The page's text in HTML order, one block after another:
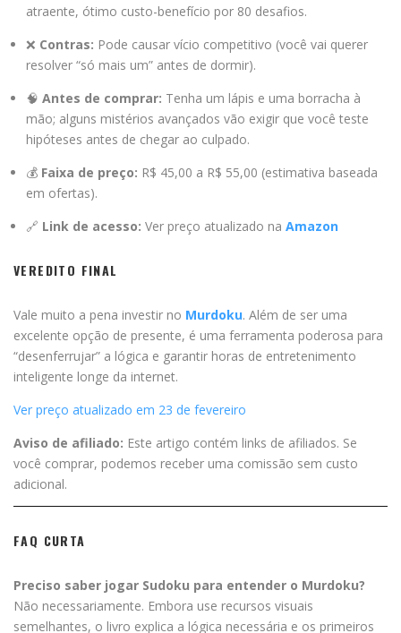
atraente, ótimo custo-benefício por 80 desafios.
❌ Contras: Pode causar vício competitivo (você vai querer
resolver “só mais um” antes de dormir).
🧠 Antes de comprar: Tenha um lápis e uma borracha à
mão; alguns mistérios avançados vão exigir que você teste
hipóteses antes de chegar ao culpado.
💰 Faixa de preço: R$ 45,00 a R$ 55,00 (estimativa baseada
em ofertas).
🔗 Link de acesso: Ver preço atualizado na Amazon
VEREDITO FINAL
Vale muito a pena investir no Murdoku. Além de ser uma
excelente opção de presente, é uma ferramenta poderosa para
“desenferrujar” a lógica e garantir horas de entretenimento
inteligente longe da internet.
Ver preço atualizado em 23 de fevereiro
Aviso de afiliado: Este artigo contém links de afiliados. Se
você comprar, podemos receber uma comissão sem custo
adicional.
FAQ CURTA
Preciso saber jogar Sudoku para entender o Murdoku?
Não necessariamente. Embora use recursos visuais
semelhantes, o livro explica a lógica necessária e os primeiros